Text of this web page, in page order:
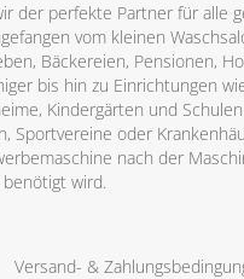
der perfekte Partner für alle
vom kleinen
Bäckereien, Pensionen,
bis hin zu Einrichtungen
Kindergärten und
Sportvereine oder
nach der
wird.
Versand- &